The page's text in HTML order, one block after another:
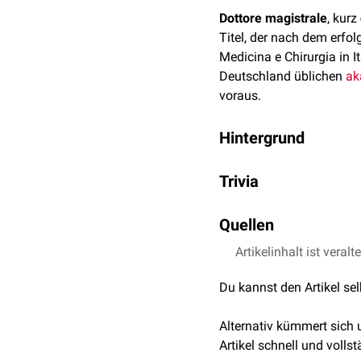
Dottore magistrale, kurz
Titel, der nach dem
Medicina e Chirurgia in
Deutschland üblichen
voraus.
Hintergrund
abgeschlossenen
Berufsdoktorgrad in
Herkunftszusatz
), verstößt gegen die
werden.[1]
Trivia
in Italien die nach der
Quellen
↑1,0 1,1 Grüne
verfolgen.
,
↑ Ministerium für
ausländischer Grade,
Artikelinhalt ist
Du kannst den Artikel
Alternativ kümmert sich
Artikel schnell und